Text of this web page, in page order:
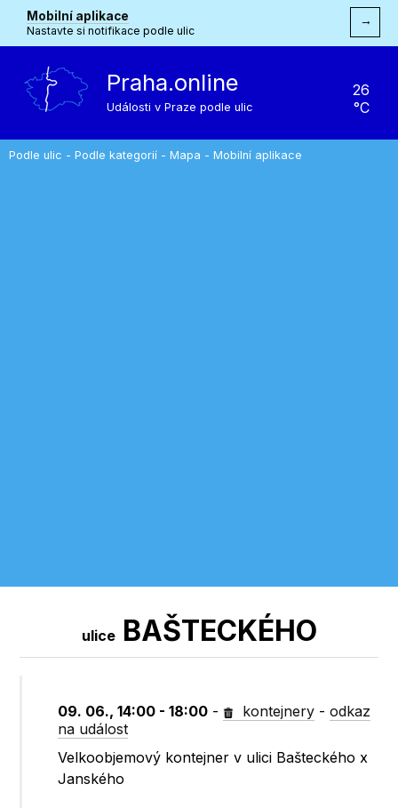
Mobilní aplikace
Nastavte si notifikace podle ulic
→
Praha.online
Události v Praze podle ulic
26
°C
Podle ulic - Podle kategorií - Mapa - Mobilní aplikace
uliceBAŠTECKÉHO
09. 06., 14:00 - 18:00 - kontejnery -odkaz
na událost
Velkoobjemový kontejner v ulici Bašteckého x
Janského